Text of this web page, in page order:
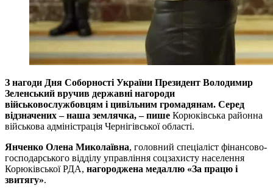
З нагоди Дня Соборності України Президент Володимир
Зеленський вручив державні нагороди
військовослужбовцям і цивільним громадянам. Серед
відзначених – наша землячка, – пише Корюківська районна
військова адміністрація Чернігівської області.
Янченко Олена Миколаївна, головний спеціаліст фінансово-
господарського відділу управління соцзахисту населення
Корюківської РДА, нагороджена медаллю «За працю і
звитягу».